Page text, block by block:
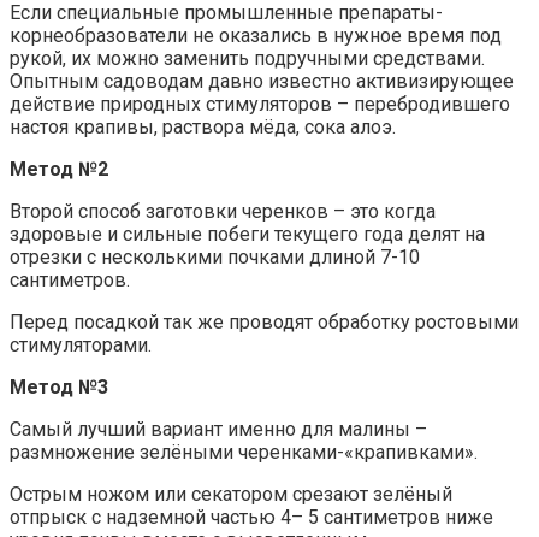
Если специальные промышленные препараты-
корнеобразователи не оказались в нужное время под
рукой, их можно заменить подручными средствами.
Опытным садоводам давно известно активизирующее
действие природных стимуляторов – перебродившего
настоя крапивы, раствора мёда, сока алоэ.
Метод №2
Второй способ заготовки черенков – это когда
здоровые и сильные побеги текущего года делят на
отрезки с несколькими почками длиной 7-10
сантиметров.
Перед посадкой так же проводят обработку ростовыми
стимуляторами.
Метод №3
Самый лучший вариант именно для малины –
размножение зелёными черенками-«крапивками».
Острым ножом или секатором срезают зелёный
отпрыск с надземной частью 4– 5 сантиметров ниже